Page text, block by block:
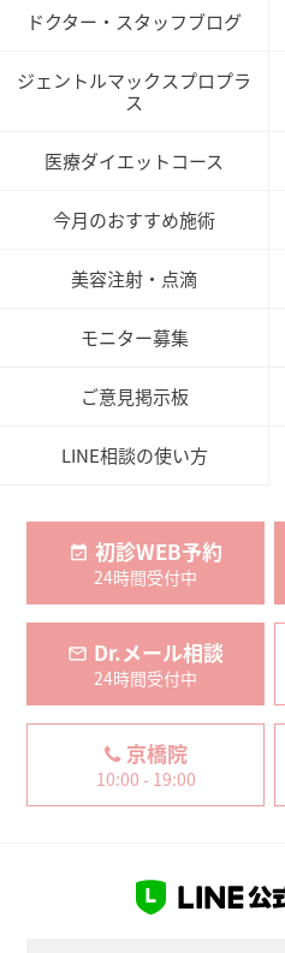
ドクター・スタッフブログ
ジェントルマックスプロプラ
ス
医療ダイエットコース
今月のおすすめ施術
美容注射・点滴
モニター募集
ご意見掲示板
LINE相談の使い方
初診WEB予約
24時間受付中
Dr.メール相談
24時間受付中
京橋院
10:00 - 19:00